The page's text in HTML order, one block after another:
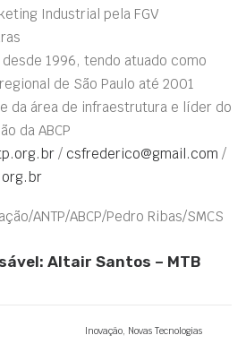
Industrial pela FGV
desde 1996, tendo atuado como
de São Paulo até 2001
da área de infraestrutura e líder do
da ABCP
/ csfrederico@gmail.com /
ANTP/ABCP/Pedro Ribas/SMCS
Altair Santos – MTB
Inovação, Novas Tecnologias